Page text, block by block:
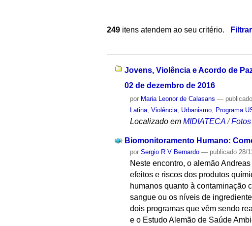
249 itens atendem ao seu critério.
Jovens, Violência e Acordo de
02 de dezembro de 2016
por Maria Leonor de Calasans — publicado
Latina ,Violência Urbanismo Programa
Localizado em MIDIATECA /Fotos
Biomonitoramento Humano:
porSergio R V Bernardo — publicado 28/
Neste encontro, o alemão
efeitos e riscos dos produtos
humanos quanto à contaminação
sangue ou os níveis de
dois programas que vêm sendo
e o Estudo Alemão de Saúde